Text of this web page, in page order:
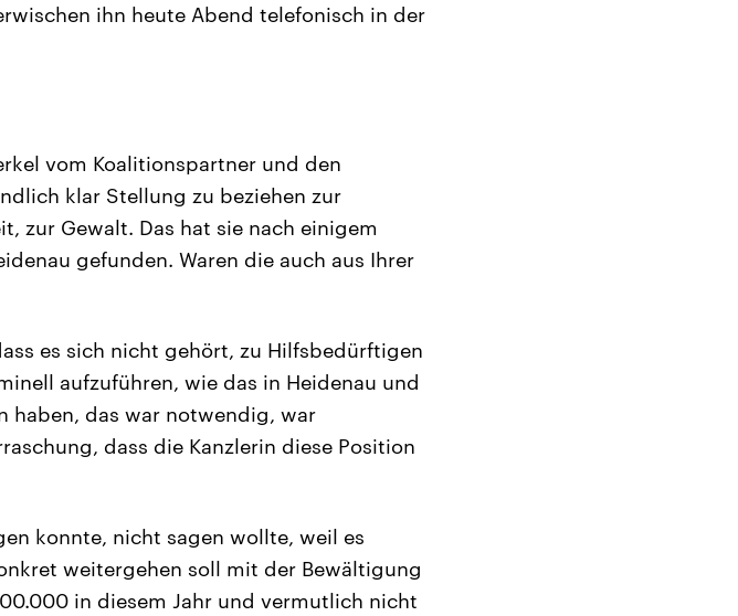
ihn heute Abend telefonisch in der
vom Koalitionspartner und den
klar Stellung zu beziehen zur
zur Gewalt. Das hat sie nach einigem
gefunden. Waren die auch aus Ihrer
es sich nicht gehört, zu Hilfsbedürftigen
aufzuführen, wie das in Heidenau und
haben, das war notwendig, war
dass die Kanzlerin diese Position
konnte, nicht sagen wollte, weil es
weitergehen soll mit der Bewältigung
in diesem Jahr und vermutlich nicht